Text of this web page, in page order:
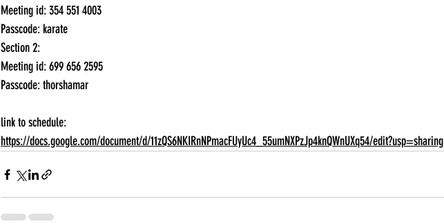
Meeting id: 354 551 4003
Passcode: karate
Section 2:
Meeting id: 699 656 2595
Passcode: thorshamar
link to schedule:
https://docs.google.com/document/d/11zQS6NKIRnNPmacFUyUc4_55umNXPzJp4knQWnUXq54/edit?usp=sharing